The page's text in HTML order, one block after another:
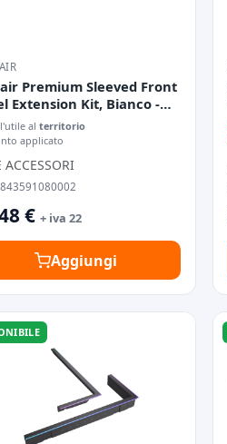
Premium Sleeved Front
Extension Kit, Bianco -
al territorio
applicato
ACCESSORI
€ + iva 22
Aggiungi